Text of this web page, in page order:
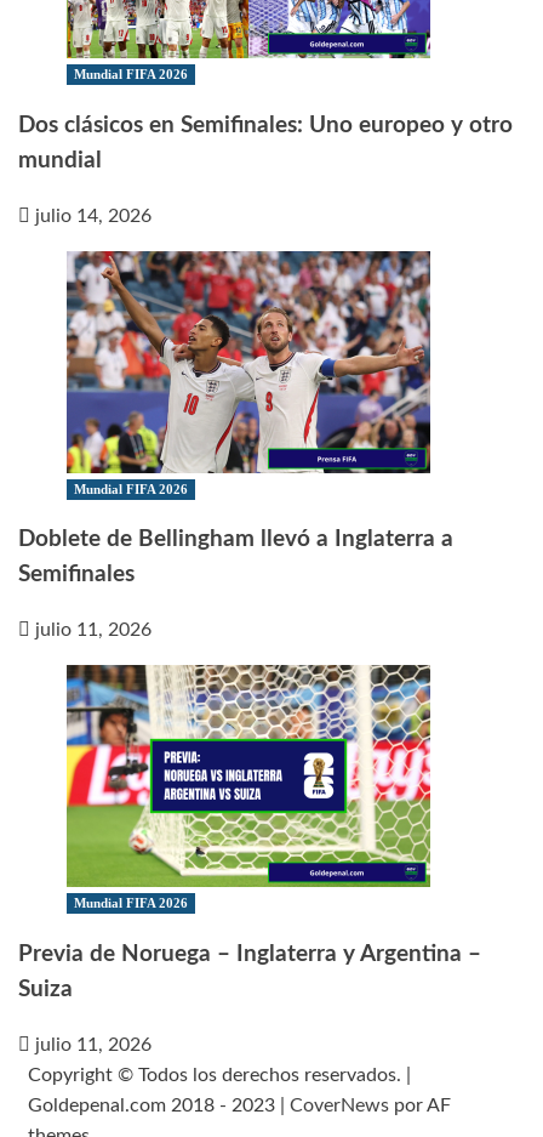
Mundial FIFA 2026
Dos clásicos en Semifinales: Uno europeo y otro
mundial
julio 14, 2026
Mundial FIFA 2026
Doblete de Bellingham llevó a Inglaterra a
Semifinales
julio 11, 2026
Mundial FIFA 2026
Previa de Noruega – Inglaterra y Argentina –
Suiza
julio 11, 2026
Copyright © Todos los derechos reservados. |
Goldepenal.com 2018 - 2023
CoverNewspor AF